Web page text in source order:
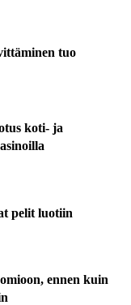
tuo
koti- ja
pelit luotiin
ennen kuin